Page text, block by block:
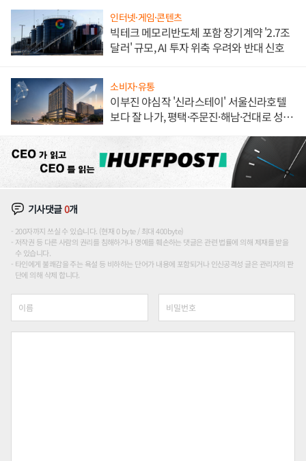
인터넷·게임·콘텐츠
빅테크 메모리반도체 포함 장기계약 '2.7조
달러' 규모, AI 투자 위축 우려와 반대 신호
소비자·유통
이부진 야심작 '신라스테이' 서울신라호텔
보다 잘 나가, 평택·주문진·해남·건대로 성
기사댓글0개
200자까지 쓰실 수 있습니다. (현재 0 byte / 최대 400byte)
저작권 등 다른 사람의 권리를 침해하거나 명예를 훼손하는 댓글은 관련 법률에 의해 제재를 받을
수 있습니다.
타인에게 불쾌감을 주는 욕설 등 비하하는 단어가 내용에 포함되거나 인신공격성 글은 관리자의 판
단에 의해 삭제 합니다.